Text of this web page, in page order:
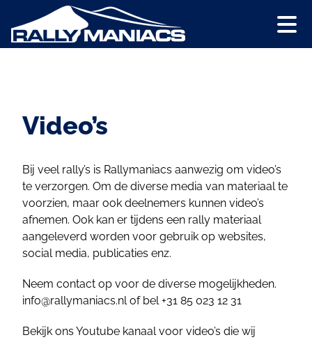
Video’s
Bij veel rally’s is Rallymaniacs aanwezig om video’s
te verzorgen. Om de diverse media van materiaal te
voorzien, maar ook deelnemers kunnen video’s
afnemen. Ook kan er tijdens een rally materiaal
aangeleverd worden voor gebruik op websites,
social media, publicaties enz.
Neem contact op voor de diverse mogelijkheden.
info@rallymaniacs.nlof bel +31 85 023 12 31
Bekijk ons Youtube kanaal voor video’s die wij